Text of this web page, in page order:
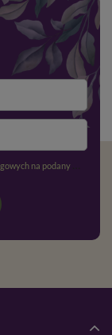
danych osobowych zgodnie z